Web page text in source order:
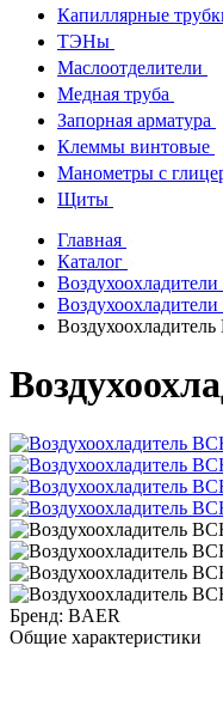
Капиллярные
ТЭНы
Маслоотделители
Медная труба
Запорная арматура
Клеммы винтовые
Манометры с
Щиты
Главная
Каталог
Бренд: BAER
Общие характеристики